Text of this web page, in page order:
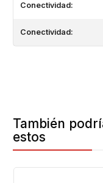
Conectividad:
Conectividad:
También
estos